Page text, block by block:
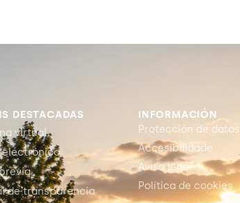
DESTACADAS
virtual
electrónica
de transparencia
INFORMACIÓN
Protección de datos
Accesibilidade
Aviso legal
Política de cookies